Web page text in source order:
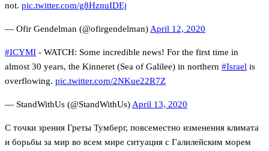
not. pic.twitter.com/g8HznuIDEj
— Ofir Gendelman (@ofirgendelman) April 12, 2020
#ICYMI - WATCH: Some incredible news! For the first time in
almost 30 years, the Kinneret (Sea of Galilee) in northern #Israel is
overflowing. pic.twitter.com/2NKue22R7Z
— StandWithUs (@StandWithUs) April 13, 2020
С точки зрения Греты Тумберг, повсеместно изменения климата
и борьбы за мир во всем мире ситуация с Галилейским морем